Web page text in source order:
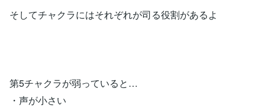
そしてチャクラにはそれぞれが司る役割があるよ
第5チャクラが弱っていると…
・声が小さい